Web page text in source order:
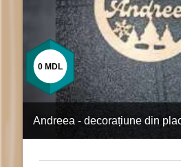
Andreea - decorațiune din
0 MDL